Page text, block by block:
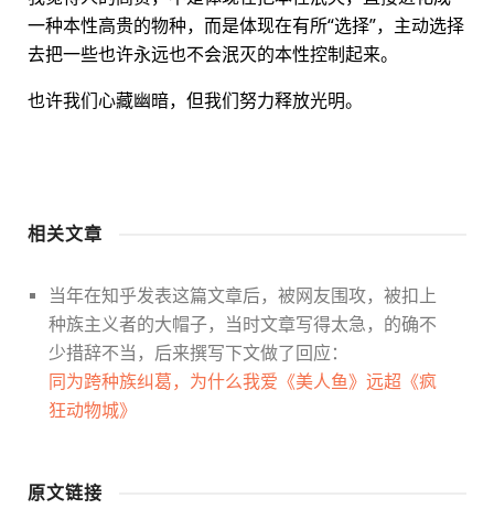
一种本性高贵的物种，而是体现在有所“选择”，主动选择
去把一些也许永远也不会泯灭的本性控制起来。
也许我们心藏幽暗，但我们努力释放光明。
相关文章
当年在知乎发表这篇文章后，被网友围攻，被扣上
种族主义者的大帽子，当时文章写得太急，的确不
少措辞不当，后来撰写下文做了回应：
同为跨种族纠葛，为什么我爱《美人鱼》远超《疯
狂动物城》
原文链接